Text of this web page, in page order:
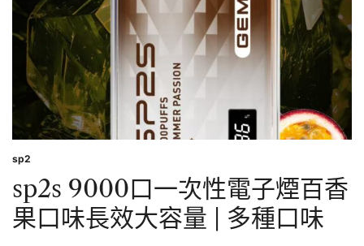
子
哈
密
瓜
口
味
長
效
大
|
多
種
口
Posted
sp2
sp2s 9000口一次性電子煙百香
果口味長效大容量 | 多種口味